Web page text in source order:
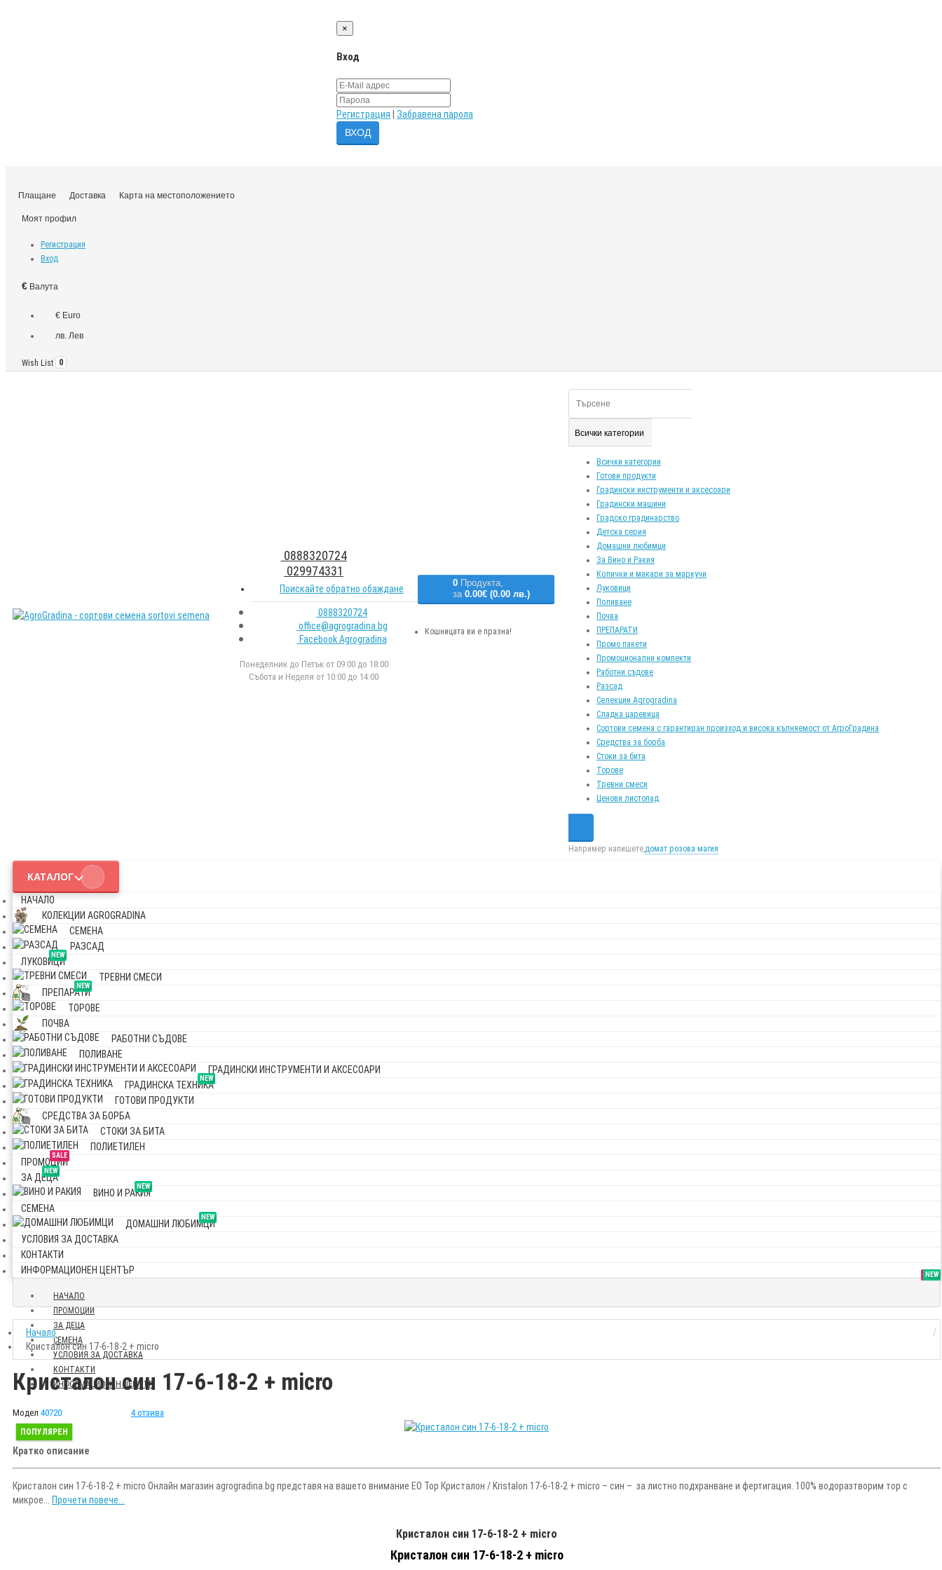
×
Вход
Регистрация Забравена парола
Плащане Доставка Карта на местоположението
Моят профил
Регистрация
Вход
€ Валута
€ Euro
лв. Лев
Wish List 0
0888320724
029974331
Поискайте обратно обаждане
0888320724
office@agrogradina.bg
Facebook Agrogradina
Понеделник до Петък от 09:00 до 18:00
Събота и Неделя от 10:00 до 14:00
0 Продукта,
за 0.00€ (0.00 лв.)
Кошницата ви е празна!
Всички категории
Всички категории
Готови продукти
Градински инструменти и аксесоари
Градински машини
Градско градинарство
Детска серия
Домашни любимци
За Вино и Ракия
Колички и макари за маркучи
Луковици
Поливане
Почва
ПРЕПАРАТИ
Промо пакети
Промоционални компекти
Работни съдове
Разсад
Селекции Agrogradina
Сладка царевица
Сортови семена с гарантиран произход и висока кълняемост от АгроГрадина
Средства за борба
Стоки за бита
Торове
Тревни смеси
Ценови листопад
Например напишете,домат розова магия
КАТАЛОГ
НАЧАЛО
КОЛЕКЦИИ AGROGRADINA
СЕМЕНА
РАЗСАД
NEW
ЛУКОВИЦИ
ТРЕВНИ СМЕСИ
NEW
ПРЕПАРАТИ
ТОРОВЕ
ПОЧВА
РАБОТНИ СЪДОВЕ
ПОЛИВАНЕ
ГРАДИНСКИ ИНСТРУМЕНТИ И АКСЕСОАРИ
NEW
ГРАДИНСКА ТЕХНИКА
ГОТОВИ ПРОДУКТИ
СРЕДСТВА ЗА БОРБА
СТОКИ ЗА БИТА
ПОЛИЕТИЛЕН
SALE
ПРОМОЦИИ
NEW
ЗА ДЕЦА
NEW
ВИНО И РАКИЯ
СЕМЕНА
NEW
ДОМАШНИ ЛЮБИМЦИ
УСЛОВИЯ ЗА ДОСТАВКА
КОНТАКТИ
ИНФОРМАЦИОНЕН ЦЕНТЪР
НАЧАЛО
SALE
ПРОМОЦИИ
NEW
ЗА ДЕЦА
СЕМЕНА
УСЛОВИЯ ЗА ДОСТАВКА
КОНТАКТИ
ИНФОРМАЦИОНЕН ЦЕНТЪР
Начало
Кристалон син 17-6-18-2 + micro
Кристалон син 17-6-18-2 + micro
Модел 40720 4 отзива
ПОПУЛЯРЕН
Кратко описание
Кристалон син 17-6-18-2 + micro Онлайн магазин agrogradina.bg представя на вашето внимание ЕО Тор Кристалон / Kristalon 17-6-18-2 + micro – син – за листно подхранване и фертигация. 100% водоразтворим тор с
микрое... Прочети повече...
Кристалон син 17-6-18-2 + micro
Кристалон син 17-6-18-2 + micro